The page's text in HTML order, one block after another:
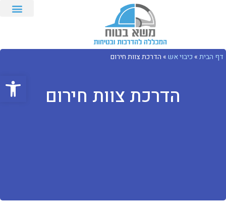
פתח
דף הבית» כיבוי אש» הדרכת צוות חירום
הדרכת צוות חירום